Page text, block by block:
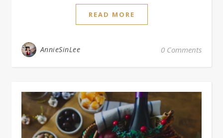
READ MORE
AnnieSinLee 0 Comments